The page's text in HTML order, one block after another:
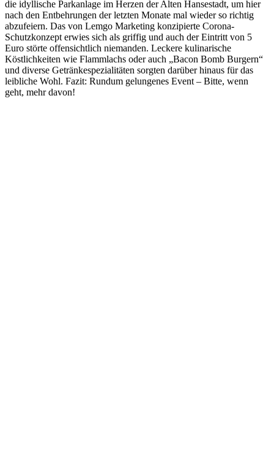
die idyllische Parkanlage im Herzen der Alten Hansestadt, um hier
nach den Entbehrungen der letzten Monate mal wieder so richtig
abzufeiern. Das von Lemgo Marketing konzipierte Corona-
Schutzkonzept erwies sich als griffig und auch der Eintritt von 5
Euro störte offensichtlich niemanden. Leckere kulinarische
Köstlichkeiten wie Flammlachs oder auch „Bacon Bomb Burgern“
und diverse Getränkespezialitäten sorgten darüber hinaus für das
leibliche Wohl. Fazit: Rundum gelungenes Event – Bitte, wenn
geht, mehr davon!